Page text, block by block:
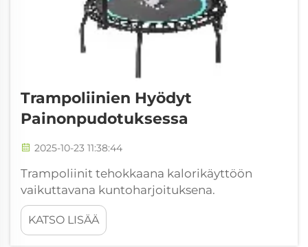
Trampoliinien Hyödyt
Painonpudotuksessa
2025-10-23 11:38:44
Trampoliinit tehokkaana kalorikäyttöön
vaikuttavana kuntoharjoituksena.
Hyppimisen kalorikäyttö verrattuna
perinteiseen aerobiseen. NASA teki
tutkimuksen, joka osoitti, että trampoliinilla
KATSO LISÄÄ